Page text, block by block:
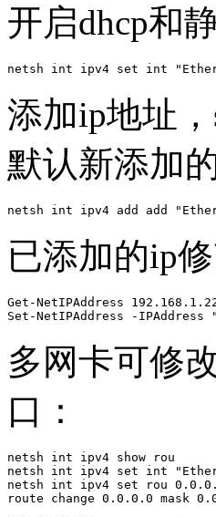
开启dhcp和
netsh int ipv4 set int
添加ip地址
默认新添加
netsh int ipv4 add add
已添加的ip
Get-NetIPAddress
Set-NetIPAddress -
多网卡可修
口：
netsh int ipv4 show rou
netsh int ipv4 set int
netsh int ipv4 set rou
route change 0.0.0.0 mask